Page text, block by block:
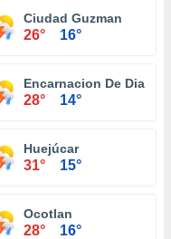
Ciudad Guzman
26° 16°
Encarnacion De Diaz
28° 14°
Huejúcar
31° 15°
Ocotlan
28° 16°